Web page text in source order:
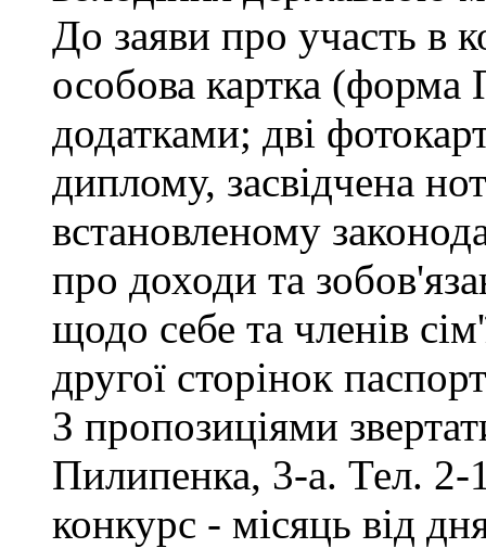
До заяви про участь в
особова картка
додатками; дві
диплому, засвідчена
встановленому
про доходи та
щодо себе та членів
другої сторінок
З пропозиціями
Пилипенка, 3-а. Тел. 2-
конкурс - місяць від